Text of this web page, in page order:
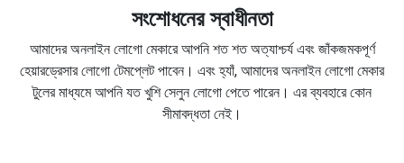
সংশোধনের স্বাধীনতা
আমাদের অনলাইন লোগো মেকারে আপনি শত শত অত্যাশ্চর্য এবং জাঁকজমকপূর্ণ
হেয়ারড্রেসার লোগো টেমপ্লেট পাবেন। এবং হ্যাঁ, আমাদের অনলাইন লোগো মেকার
টুলের মাধ্যমে আপনি যত খুশি সেলুন লোগো পেতে পারেন। এর ব্যবহারে কোন
সীমাবদ্ধতা নেই।